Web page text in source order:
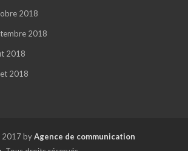
2018
2018
2018
2018
byAgence de communication